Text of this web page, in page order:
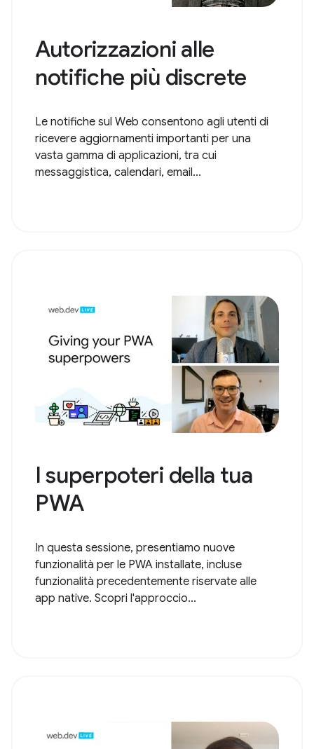
Autorizzazioni alle
notifiche più discrete
Le notifiche sul Web consentono agli utenti di
ricevere aggiornamenti importanti per una
vasta gamma di applicazioni, tra cui
messaggistica, calendari, email...
I superpoteri della tua
PWA
In questa sessione, presentiamo nuove
funzionalità per le PWA installate, incluse
funzionalità precedentemente riservate alle
app native. Scopri l'approccio...